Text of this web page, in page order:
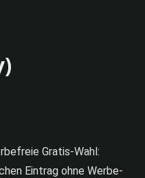
Gratis-Wahl:
Eintrag ohne Werbe-